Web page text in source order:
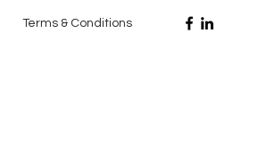
Terms & Conditions